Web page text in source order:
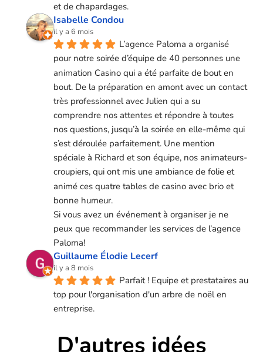
et de chapardages.
Isabelle Condou
il y a 6 mois
L’agence Paloma a organisé
pour notre soirée d’équipe de 40 personnes une
animation Casino qui a été parfaite de bout en
bout. De la préparation en amont avec un contact
très professionnel avec Julien qui a su
comprendre nos attentes et répondre à toutes
nos questions, jusqu’à la soirée en elle-même qui
s’est déroulée parfaitement. Une mention
spéciale à Richard et son équipe, nos animateurs-
croupiers, qui ont mis une ambiance de folie et
animé ces quatre tables de casino avec brio et
bonne humeur.
Si vous avez un événement à organiser je ne
peux que recommander les services de l’agence
Paloma!
Guillaume Élodie Lecerf
il y a 8 mois
Parfait ! Equipe et prestataires au
top pour l'organisation d'un arbre de noël en
entreprise.
D'autres idées